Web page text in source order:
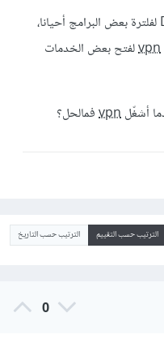
أستخدم جدار النار الشهير Droidwall لفلترة بعض البرامج أحيانا،
vpnلفتح بعض الخدمات
vpnفمالحل؟
الترتيب حسب التقييم الترتيب حسب التاريخ
0